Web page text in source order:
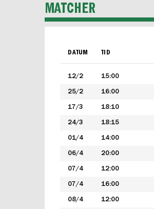
MATCHER
DATUM TID
12/2 15:00
25/2 16:00
17/3 18:10
24/3 18:15
01/4 14:00
06/4 20:00
07/4 12:00
07/4 16:00
08/4 12:00